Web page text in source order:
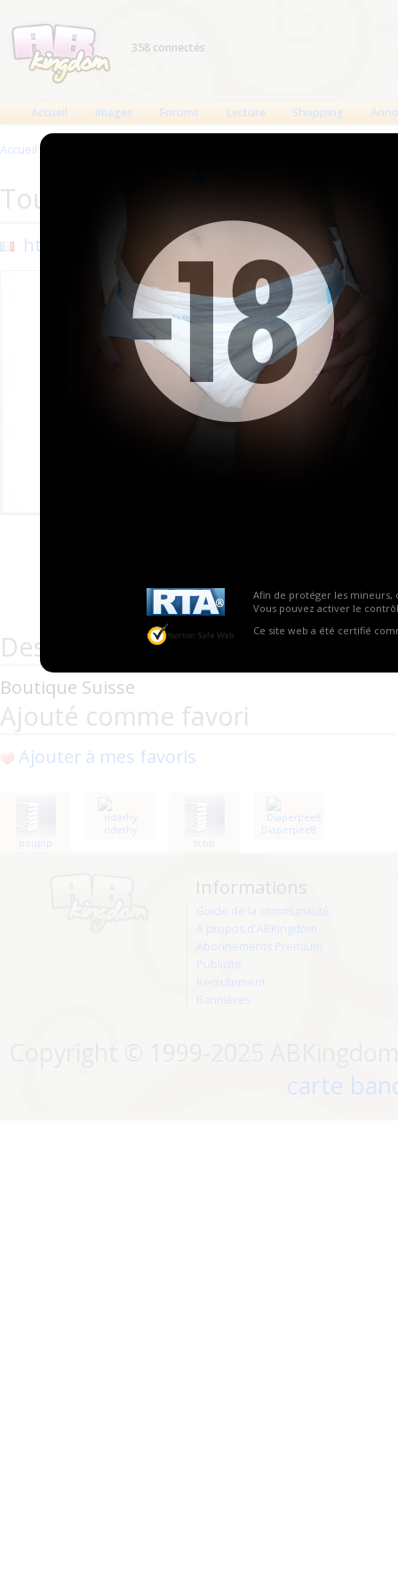
Afin de protéger les mineurs,
Vous pouvez activer le
Ce site web a été certifié
358 connectés
Accueil Images Forums Lecture Shopping
Accueil >
Tout pour toi
http://toutpourtoi.ch
Mis à
Tags :
couche
Description
Boutique Suisse
Ajouté comme favori
Ajouter à mes favoris
poupip
riderhy
tcbb
Diaperpee8
Informations
Guide de la communauté
A propos d'ABKingdom
Abonnements Premium
Publicité
Recrutement
Bannières
carte